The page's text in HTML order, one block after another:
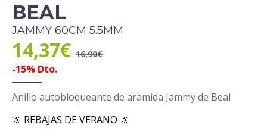
BEAL
JAMMY 60CM 5.5MM
14,37€ 16,90€
-15% Dto.
Anillo autobloqueante de aramida Jammy de Beal
🔆 REBAJAS DE VERANO 🔆